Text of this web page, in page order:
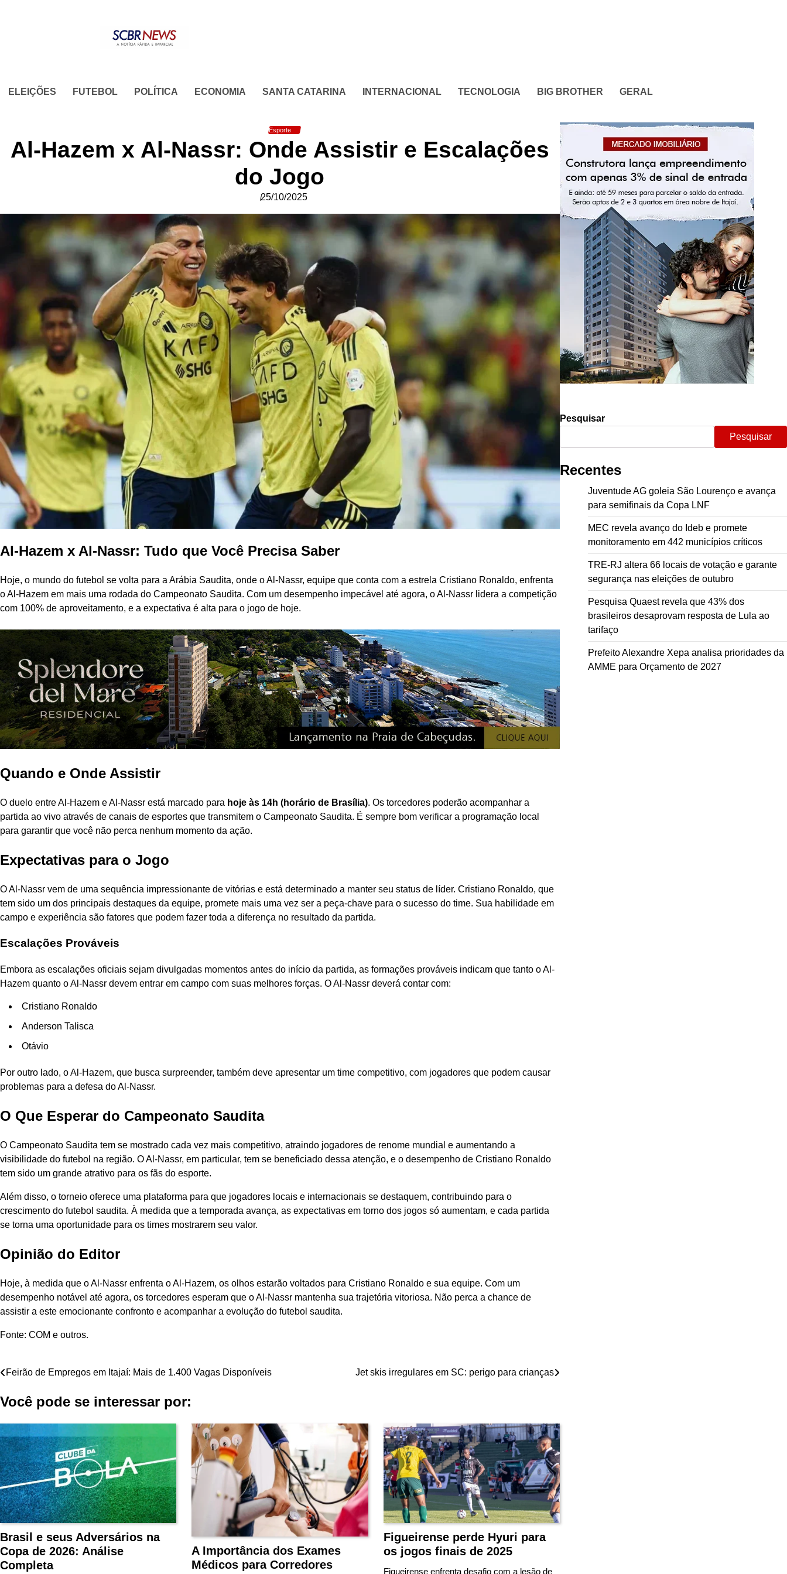
ELEIÇÕES FUTEBOL POLÍTICA ECONOMIA SANTA CATARINA INTERNACIONAL TECNOLOGIA BIG BROTHER GERAL
Esporte
Al-Hazem x Al-Nassr: Onde Assistir e Escalações
do Jogo
25/10/2025
Al-Hazem x Al-Nassr: Tudo que Você Precisa Saber
Hoje, o mundo do futebol se volta para a Arábia Saudita, onde o Al-Nassr, equipe que conta com a estrela Cristiano Ronaldo, enfrenta
o Al-Hazem em mais uma rodada do Campeonato Saudita. Com um desempenho impecável até agora, o Al-Nassr lidera a competição
com 100% de aproveitamento, e a expectativa é alta para o jogo de hoje.
Quando e Onde Assistir
O duelo entre Al-Hazem e Al-Nassr está marcado para hoje às 14h (horário de Brasília). Os torcedores poderão acompanhar a
partida ao vivo através de canais de esportes que transmitem o Campeonato Saudita. É sempre bom verificar a programação local
para garantir que você não perca nenhum momento da ação.
Expectativas para o Jogo
O Al-Nassr vem de uma sequência impressionante de vitórias e está determinado a manter seu status de líder. Cristiano Ronaldo, que
tem sido um dos principais destaques da equipe, promete mais uma vez ser a peça-chave para o sucesso do time. Sua habilidade em
campo e experiência são fatores que podem fazer toda a diferença no resultado da partida.
Escalações Prováveis
Embora as escalações oficiais sejam divulgadas momentos antes do início da partida, as formações prováveis indicam que tanto o Al-
Hazem quanto o Al-Nassr devem entrar em campo com suas melhores forças. O Al-Nassr deverá contar com:
Cristiano Ronaldo
Anderson Talisca
Otávio
Por outro lado, o Al-Hazem, que busca surpreender, também deve apresentar um time competitivo, com jogadores que podem causar
problemas para a defesa do Al-Nassr.
O Que Esperar do Campeonato Saudita
O Campeonato Saudita tem se mostrado cada vez mais competitivo, atraindo jogadores de renome mundial e aumentando a
visibilidade do futebol na região. O Al-Nassr, em particular, tem se beneficiado dessa atenção, e o desempenho de Cristiano Ronaldo
tem sido um grande atrativo para os fãs do esporte.
Além disso, o torneio oferece uma plataforma para que jogadores locais e internacionais se destaquem, contribuindo para o
crescimento do futebol saudita. À medida que a temporada avança, as expectativas em torno dos jogos só aumentam, e cada partida
se torna uma oportunidade para os times mostrarem seu valor.
Opinião do Editor
Hoje, à medida que o Al-Nassr enfrenta o Al-Hazem, os olhos estarão voltados para Cristiano Ronaldo e sua equipe. Com um
desempenho notável até agora, os torcedores esperam que o Al-Nassr mantenha sua trajetória vitoriosa. Não perca a chance de
assistir a este emocionante confronto e acompanhar a evolução do futebol saudita.
Fonte: COM e outros.
Navegação
de
Feirão de Empregos em Itajaí: Mais de 1.400 Vagas Disponíveis Jet skis irregulares em SC: perigo para crianças
Você pode se interessar por:
Brasil e seus Adversários na
Copa de 2026: Análise
Completa
A Importância dos Exames
Médicos para Corredores
Figueirense perde Hyuri para
os jogos finais de 2025
Figueirense enfrenta desafio com a lesão de
Pesquisar
Pesquisar
Recentes
Juventude AG goleia São Lourenço e avança
para semifinais da Copa LNF
MEC revela avanço do Ideb e promete
monitoramento em 442 municípios críticos
TRE-RJ altera 66 locais de votação e garante
segurança nas eleições de outubro
Pesquisa Quaest revela que 43% dos
brasileiros desaprovam resposta de Lula ao
tarifaço
Prefeito Alexandre Xepa analisa prioridades da
AMME para Orçamento de 2027